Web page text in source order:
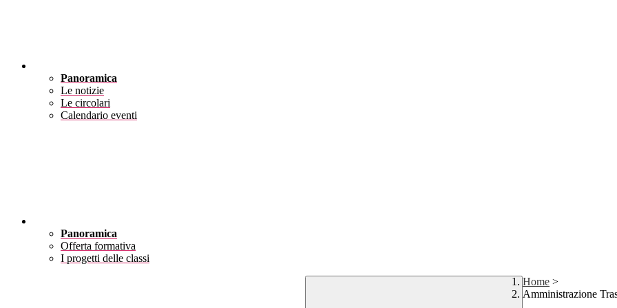
Panoramica
Le notizie
Le circolari
Calendario eventi
Panoramica
Offerta formativa
I progetti delle classi
Home >
Amministrazione